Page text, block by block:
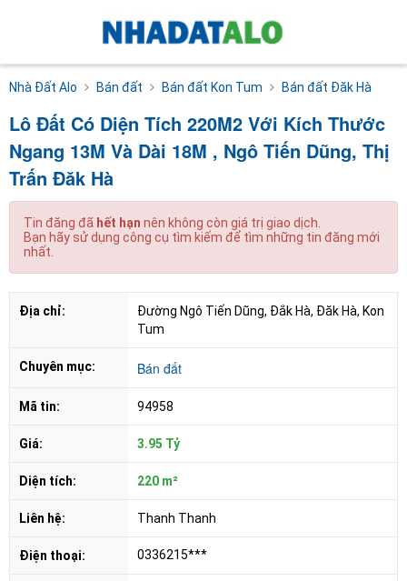
Nhà Đất Alo Bán đất Bán đất Kon Tum Bán đất Đăk Hà
Lô Đất Có Diện Tích 220M2 Với Kích Thước
Ngang 13M Và Dài 18M , Ngô Tiến Dũng, Thị
Trấn Đăk Hà
Tin đăng đã hết hạn nên không còn giá trị giao dịch.
Bạn hãy sử dụng công cụ tìm kiếm để tìm những tin đăng mới
nhất.
Địa chỉ:
Đường Ngô Tiến Dũng, Đắk Hà, Đăk Hà, Kon
Tum
Chuyên mục: Bán đất
Mã tin: 94958
Giá: 3.95 Tỷ
Diện tích: 220 m²
Liên hệ: Thanh Thanh
Điện thoại: 0336215***